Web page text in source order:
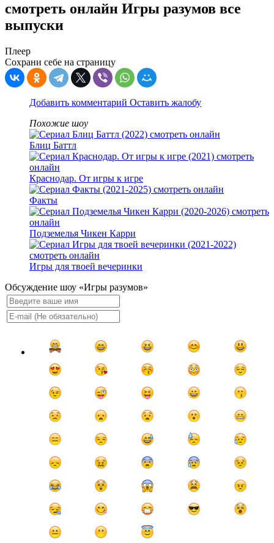
смотреть онлайн Игры разумов все
выпуски
Плеер
Сохрани себе на страницу
Добавить комментарий Оставить жалобу
Похожие шоу
Блиц Баттл
Краснодар. От игры к игре
Факты
Подземелья Чикен Карри
Игры для твоей вечеринки
Обсуждение шоу «Игры разумов»